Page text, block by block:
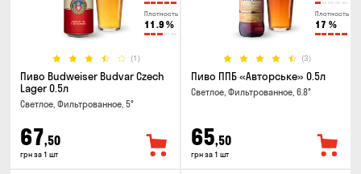
Плотность
11.9 %
(1)
Пиво Budweiser Budvar Czech
Lager 0.5л
Светлое, Фильтрованное, 5°
67,50
грн за 1 шт
Плотность
17 %
(3)
Пиво ППБ «Авторське» 0.5л
Светлое, Фильтрованное, 6.8°
65,50
грн за 1 шт